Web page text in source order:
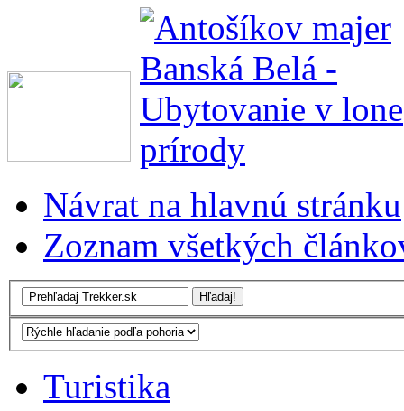
Návrat na hlavnú stránku
Zoznam všetkých
Turistika